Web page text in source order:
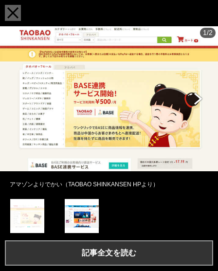
1/2
アマゾンよりでかい（TAOBAO SHINKANSEN HPより）
記事全文を読む